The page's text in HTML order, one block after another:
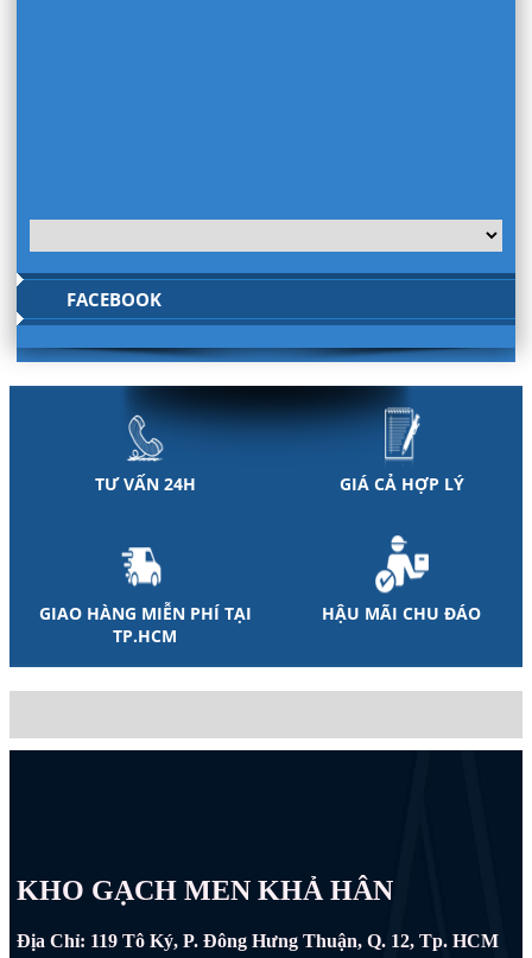
FACEBOOK
TƯ VẤN 24H GIÁ CẢ HỢP LÝ
GIAO HÀNG MIỄN PHÍ TẠI
TP.HCM
HẬU MÃI CHU ĐÁO
KHO GẠCH MEN KHẢ HÂN
Địa Chỉ: 119 Tô Ký, P. Đông Hưng Thuận, Q. 12, Tp. HCM